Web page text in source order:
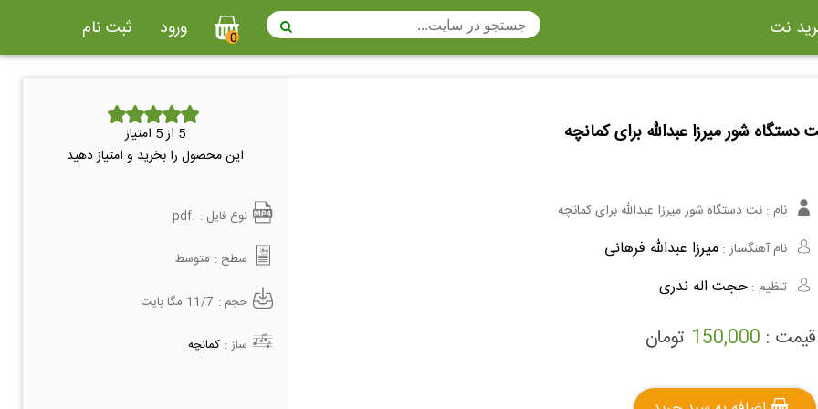
نت
سه تار
گلوکن اشپیل ویبرافون
نی هفت بند
ویولا
ثبت نام ورود 0
دستگاه شور میرزا عبدالله برای کمانچه
نام : نت دستگاه شور میرزا عبدالله برای کمانچه
نام آهنگساز : میرزا عبدالله فرهانی
تنظیم : حجت اله ندری
قیمت : 150,000 تومان
5 از 5 امتیاز
این محصول را بخرید و امتیاز دهید
نوع فایل : .pdf
سطح : متوسط
حجم : 11/7 مگا بایت
ساز : کمانچه